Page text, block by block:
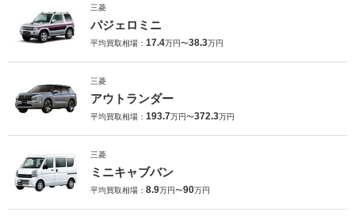
三菱
パジェロミニ
平均買取相場： 17.4万円〜38.3万円
三菱
アウトランダー
平均買取相場： 193.7万円〜372.3万円
三菱
ミニキャブバン
平均買取相場： 8.9万円〜90万円